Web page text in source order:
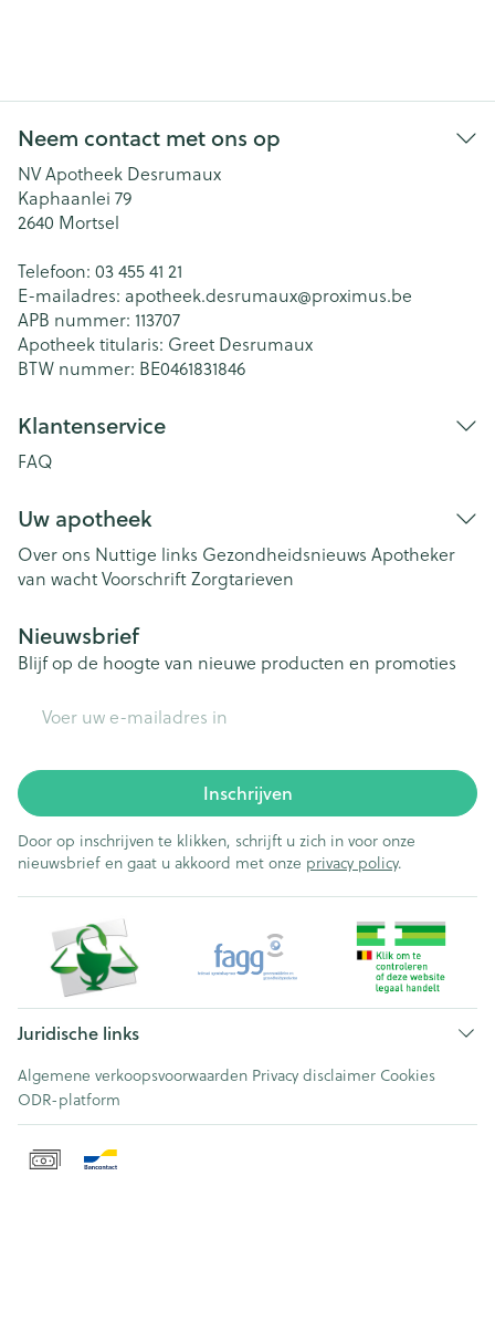
Neem contact met ons op
NV Apotheek Desrumaux
Kaphaanlei 79
2640 Mortsel
Telefoon: 03 455 41 21
E-mailadres: apotheek.desrumaux@proximus.be
APB nummer: 113707
Apotheek titularis: Greet Desrumaux
BTW nummer: BE0461831846
Klantenservice
FAQ
Uw apotheek
Over ons Nuttige links Gezondheidsnieuws Apotheker
van wachtVoorschriftZorgtarieven
Nieuwsbrief
Blijf op de hoogte van nieuwe producten en promoties
Inschrijven
Door op inschrijven te klikken, schrijft u zich in voor onze
nieuwsbrief en gaat u akkoord met onze privacy policy.
Juridische links
Algemene verkoopsvoorwaarden Privacy disclaimer Cookies
ODR-platform